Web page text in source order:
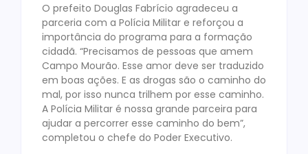
O prefeito Douglas Fabrício agradeceu a
parceria com a Polícia Militar e reforçou a
importância do programa para a formação
cidadã. “Precisamos de pessoas que amem
Campo Mourão. Esse amor deve ser traduzido
em boas ações. E as drogas são o caminho do
mal, por isso nunca trilhem por esse caminho.
A Polícia Militar é nossa grande parceira para
ajudar a percorrer esse caminho do bem”,
completou o chefe do Poder Executivo.